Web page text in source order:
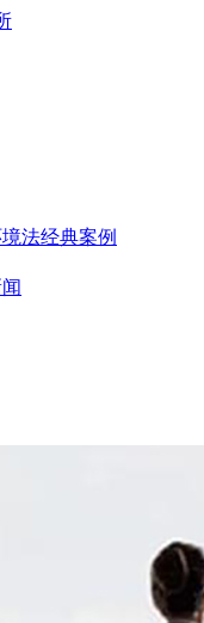
法经典案例